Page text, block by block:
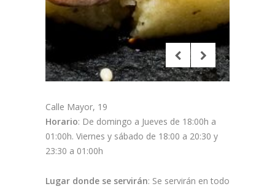
Calle Mayor, 19
Horario: De domingo a Jueves de 18:00h a
01:00h. Viernes y sábado de 18:00 a 20:30 y
23:30 a 01:00h
Lugar donde se servirán: Se servirán en todo